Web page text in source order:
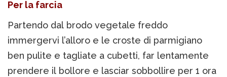
Per la farcia
Partendo dal brodo vegetale freddo
immergervi l’alloro e le croste di parmigiano
ben pulite e tagliate a cubetti, far lentamente
prendere il bollore e lasciar sobbollire per 1 ora